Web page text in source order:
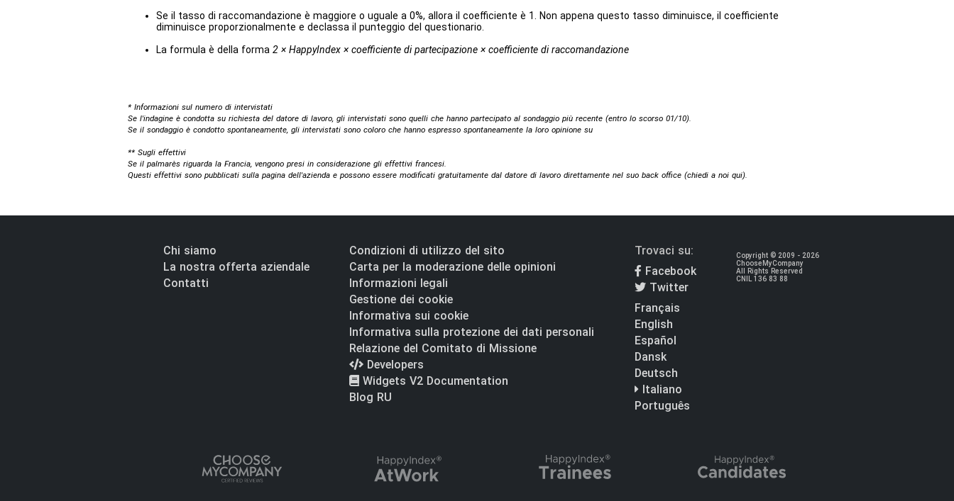
Se il tasso di raccomandazione è maggiore o uguale a 0%, allora il coefficiente è 1. Non appena questo tasso diminuisce, il coefficiente
diminuisce proporzionalmente e declassa il punteggio del questionario.
La formula è della forma 2 × HappyIndex × coefficiente di partecipazione × coefficiente di raccomandazione
* Informazioni sul numero di intervistati
Se l'indagine è condotta su richiesta del datore di lavoro, gli intervistati sono quelli che hanno partecipato al sondaggio più recente (entro lo scorso 01/10).
Se il sondaggio è condotto spontaneamente, gli intervistati sono coloro che hanno espresso spontaneamente la loro opinione su
** Sugli effettivi
Se il palmarès riguarda la Francia, vengono presi in considerazione gli effettivi francesi.
Questi effettivi sono pubblicati sulla pagina dell'azienda e possono essere modificati gratuitamente dal datore di lavoro direttamente nel suo back office (chiedi a noi qui).
Chi siamo
La nostra offerta aziendale
Contatti
Condizioni di utilizzo del sito
Carta per la moderazione delle opinioni
Informazioni legali
Gestione dei cookie
Informativa sui cookie
Informativa sulla protezione dei dati personali
Relazione del Comitato di Missione
Developers
Widgets V2 Documentation
Blog RU
Trovaci su:
Facebook
Twitter
Français
English
Español
Dansk
Deutsch
Italiano
Português
Copyright © 2009 - 2026
ChooseMyCompany
All Rights Reserved
CNIL 136 83 88